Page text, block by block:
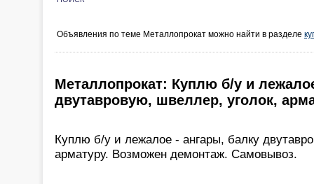
Объявления по теме Металлопрокат можно найти в разделе
Металлопрокат: Куплю б/у и
двутавровую, швеллер, уголок,
Куплю б/у и лежалое - ангары, балку
арматуру. Возможен демонтаж. Самовывоз.